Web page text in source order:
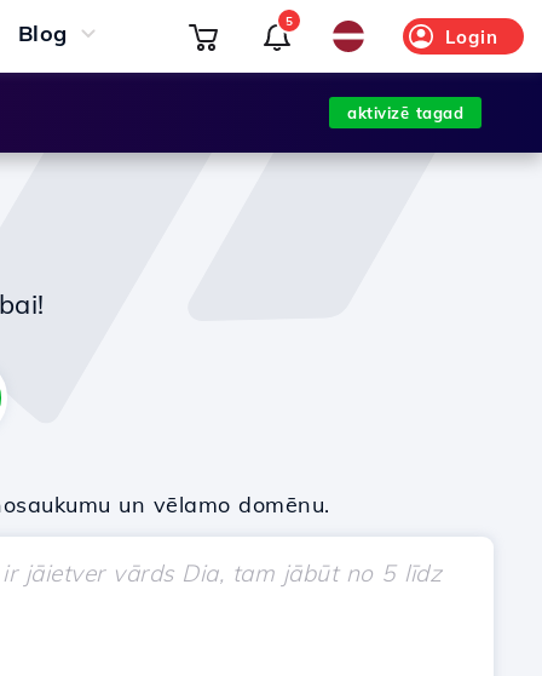
Blog Login
5
aktivizē tagad
un vēlamo domēnu.